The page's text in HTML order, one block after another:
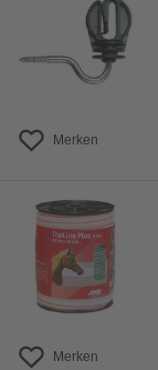
Merken
Merken